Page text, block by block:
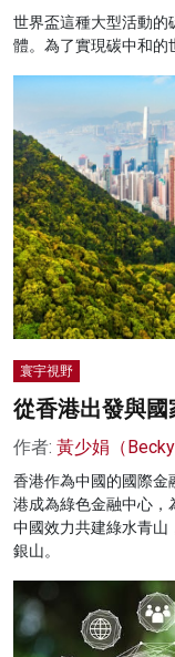
世界盃這種大型活動的
體。為了實現碳中和的
寰宇視野
從香港出發與
作者: 黃少娟（Becky
香港作為中國的國際金
港成為綠色金融中心，
中國效力共建綠水青山
銀山。